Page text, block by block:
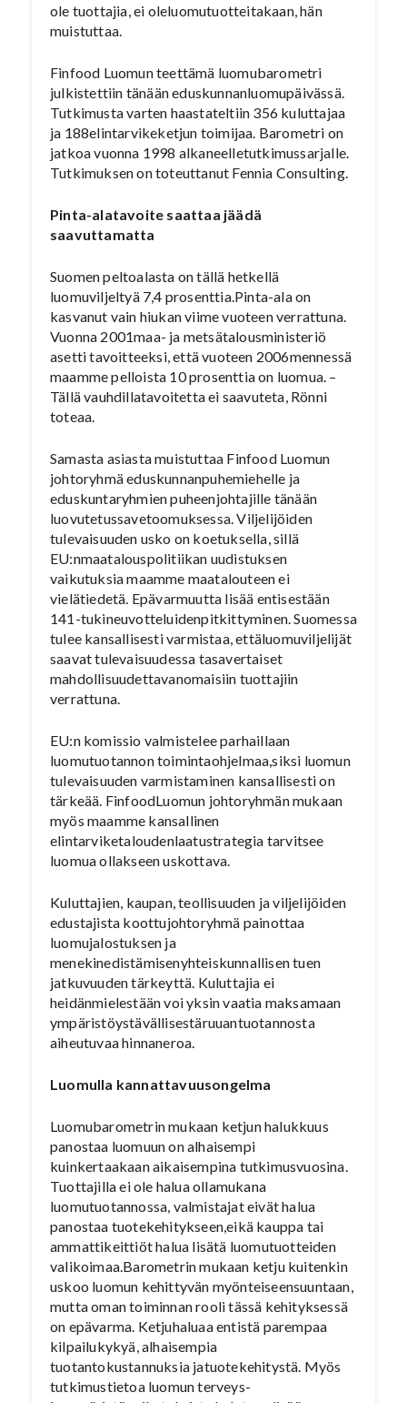
ole tuottajia, ei oleluomutuotteitakaan, hän
muistuttaa.
Finfood Luomun teettämä luomubarometri
julkistettiin tänään eduskunnanluomupäivässä.
Tutkimusta varten haastateltiin 356 kuluttajaa
ja 188elintarvikeketjun toimijaa. Barometri on
jatkoa vuonna 1998 alkaneelletutkimussarjalle.
Tutkimuksen on toteuttanut Fennia Consulting.
Pinta-alatavoite saattaa jäädä
saavuttamatta
Suomen peltoalasta on tällä hetkellä
luomuviljeltyä 7,4 prosenttia.Pinta-ala on
kasvanut vain hiukan viime vuoteen verrattuna.
Vuonna 2001maa- ja metsätalousministeriö
asetti tavoitteeksi, että vuoteen 2006mennessä
maamme pelloista 10 prosenttia on luomua. –
Tällä vauhdillatavoitetta ei saavuteta, Rönni
toteaa.
Samasta asiasta muistuttaa Finfood Luomun
johtoryhmä eduskunnanpuhemiehelle ja
eduskuntaryhmien puheenjohtajille tänään
luovutetussavetoomuksessa. Viljelijöiden
tulevaisuuden usko on koetuksella, sillä
EU:nmaatalouspolitiikan uudistuksen
vaikutuksia maamme maatalouteen ei
vielätiedetä. Epävarmuutta lisää entisestään
141-tukineuvotteluidenpitkittyminen. Suomessa
tulee kansallisesti varmistaa, ettäluomuviljelijät
saavat tulevaisuudessa tasavertaiset
mahdollisuudettavanomaisiin tuottajiin
verrattuna.
EU:n komissio valmistelee parhaillaan
luomutuotannon toimintaohjelmaa,siksi luomun
tulevaisuuden varmistaminen kansallisesti on
tärkeää. FinfoodLuomun johtoryhmän mukaan
myös maamme kansallinen
elintarviketaloudenlaatustrategia tarvitsee
luomua ollakseen uskottava.
Kuluttajien, kaupan, teollisuuden ja viljelijöiden
edustajista koottujohtoryhmä painottaa
luomujalostuksen ja
menekinedistämisenyhteiskunnallisen tuen
jatkuvuuden tärkeyttä. Kuluttajia ei
heidänmielestään voi yksin vaatia maksamaan
ympäristöystävällisestäruuantuotannosta
aiheutuvaa hinnaneroa.
Luomulla kannattavuusongelma
Luomubarometrin mukaan ketjun halukkuus
panostaa luomuun on alhaisempi
kuinkertaakaan aikaisempina tutkimusvuosina.
Tuottajilla ei ole halua ollamukana
luomutuotannossa, valmistajat eivät halua
panostaa tuotekehitykseen,eikä kauppa tai
ammattikeittiöt halua lisätä luomutuotteiden
valikoimaa.Barometrin mukaan ketju kuitenkin
uskoo luomun kehittyvän myönteiseensuuntaan,
mutta oman toiminnan rooli tässä kehityksessä
on epävarma. Ketjuhaluaa entistä parempaa
kilpailukykyä, alhaisempia
tuotantokustannuksia jatuotekehitystä. Myös
tutkimustietoa luomun terveys-